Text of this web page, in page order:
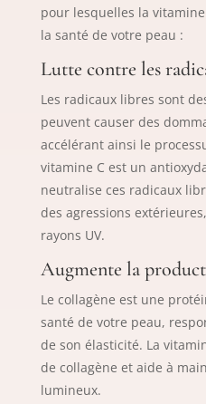
pour lesquelles la
la santé de votre peau :
Lutte contre les
Les radicaux libres sont
peuvent causer des
accélérant ainsi le
vitamine C est un
neutralise ces radicaux
des agressions
rayons UV.
Augmente la
Le collagène est une
santé de votre peau,
de son élasticité. La
de collagène et aide à
lumineux.